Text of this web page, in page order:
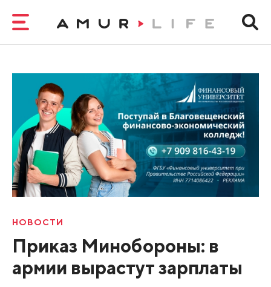
НОВОСТИ
Приказ Минобороны: в
армии вырастут зарплаты